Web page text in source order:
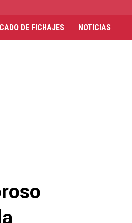
DE FICHAJES NOTICIAS